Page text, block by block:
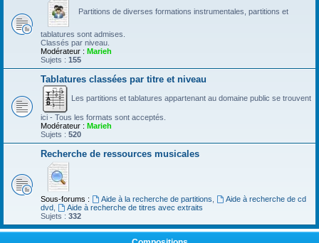
Partitions de diverses formations instrumentales, partitions et
tablatures sont admises.
Classés par niveau.
Modérateur : Marieh
Sujets : 155
Tablatures classées par titre et niveau
Les partitions et tablatures appartenant au domaine public se trouvent
ici - Tous les formats sont acceptés.
Modérateur : Marieh
Sujets : 520
Recherche de ressources musicales
Sous-forums : Aide à la recherche de partitions
Aide à recherche de cd
dvd
Aide à recherche de titres avec extraits
Sujets : 332